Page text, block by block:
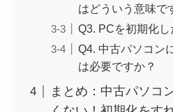
はどういう意味で
Q3. PCを初期化
Q4. 中古パソコン
は必要ですか？
まとめ：中古パソコ